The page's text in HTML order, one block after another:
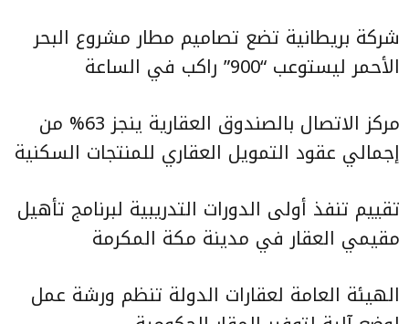
شركة بريطانية تضع تصاميم مطار مشروع البحر
الأحمر ليستوعب “900” راكب في الساعة
مركز الاتصال بالصندوق العقارية ينجز 63% من
إجمالي عقود التمويل العقاري للمنتجات السكنية
تقييم تنفذ أولى الدورات التدريبية لبرنامج تأهيل
مقيمي العقار في مدينة مكة المكرمة
الهيئة العامة لعقارات الدولة تنظم ورشة عمل